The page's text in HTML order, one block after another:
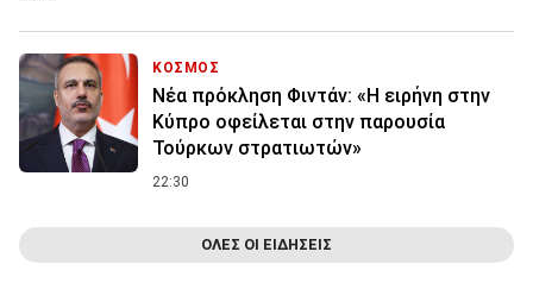
ΚΟΣΜΟΣ
Νέα πρόκληση Φιντάν: «Η ειρήνη στην
Κύπρο οφείλεται στην παρουσία
Τούρκων στρατιωτών»
22:30
ΟΛΕΣ ΟΙ ΕΙΔΗΣΕΙΣ